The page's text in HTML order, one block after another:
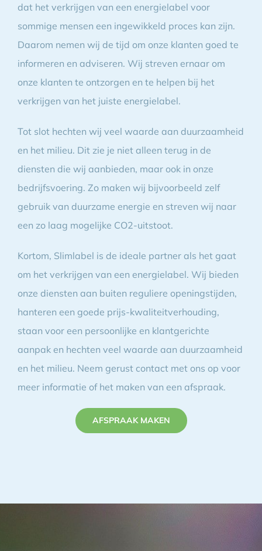
dat het verkrijgen van een energielabel voor
sommige mensen een ingewikkeld proces kan zijn.
Daarom nemen wij de tijd om onze klanten goed te
informeren en adviseren. Wij streven ernaar om
onze klanten te ontzorgen en te helpen bij het
verkrijgen van het juiste energielabel.
Tot slot hechten wij veel waarde aan duurzaamheid
en het milieu. Dit zie je niet alleen terug in de
diensten die wij aanbieden, maar ook in onze
bedrijfsvoering. Zo maken wij bijvoorbeeld zelf
gebruik van duurzame energie en streven wij naar
een zo laag mogelijke CO2-uitstoot.
Kortom, Slimlabel is de ideale partner als het gaat
om het verkrijgen van een energielabel. Wij bieden
onze diensten aan buiten reguliere openingstijden,
hanteren een goede prijs-kwaliteitverhouding,
staan voor een persoonlijke en klantgerichte
aanpak en hechten veel waarde aan duurzaamheid
en het milieu. Neem gerust contact met ons op voor
meer informatie of het maken van een afspraak.
AFSPRAAK MAKEN